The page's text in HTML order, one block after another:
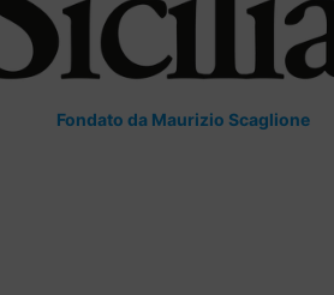
Fondato da Maurizio Scaglione